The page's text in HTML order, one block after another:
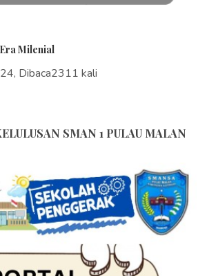
SMAN 1 PULAU MALAN
Milenial
Dibaca2311 kali